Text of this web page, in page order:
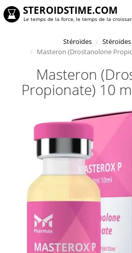
STEROIDSTIME.COM
Le temps de la force, le temps de la
Stéroïdes
Masteron (Drostanolone
Masteron
Propionate) 10